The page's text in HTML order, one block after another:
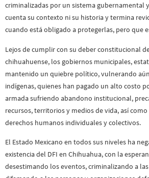
criminalizadas por un sistema gubernamental
cuenta su contexto ni su historia y termina
cuando está obligado a protegerlas, pero que
Lejos de cumplir con su deber constitucional
chihuahuense, los gobiernos municipales,
mantenido un quiebre político, vulnerando
indígenas, quienes han pagado un alto costo
armada sufriendo abandono institucional,
recursos, territorios y medios de vida, así
derechos humanos individuales y colectivos.
El Estado Mexicano en todos sus niveles ha
existencia del DFI en Chihuahua, con la
desestimando los eventos, criminalizando a